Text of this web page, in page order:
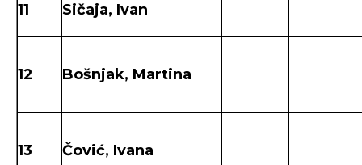
11 Sičaja, Ivan
12 Bošnjak, Martina
13 Čović, Ivana